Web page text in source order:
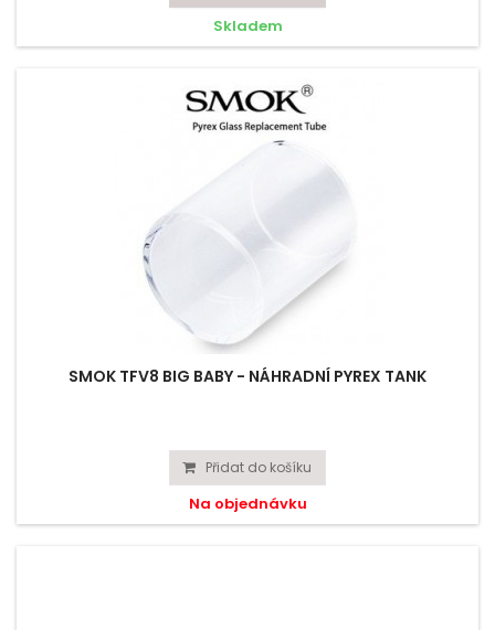
Skladem
SMOK TFV8 BIG BABY - NÁHRADNÍ PYREX TANK
Přidat do košíku
Na objednávku